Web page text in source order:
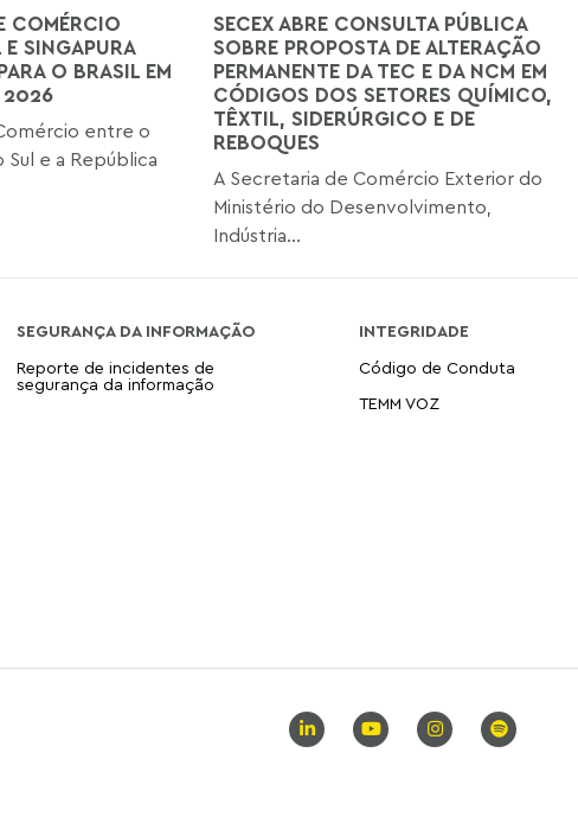
COMÉRCIO
E SINGAPURA
O BRASIL EM
2026
entre o
e a República
SECEX ABRE CONSULTA PÚBLICA
SOBRE PROPOSTA DE ALTERAÇÃO
PERMANENTE DA TEC E DA NCM EM
CÓDIGOS DOS SETORES QUÍMICO,
TÊXTIL, SIDERÚRGICO E DE
REBOQUES
A Secretaria de Comércio Exterior do
Ministério do Desenvolvimento,
Indústria...
SEGURANÇA DA INFORMAÇÃO
Reporte de incidentes de
segurança da informação
INTEGRIDADE
Código de Conduta
TEMM VOZ